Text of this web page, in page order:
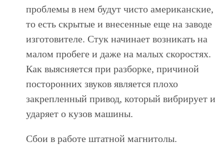
проблемы в нем будут чисто американские,
то есть скрытые и внесенные еще на заводе
изготовителе. Стук начинает возникать на
малом пробеге и даже на малых скоростях.
Как выясняется при разборке, причиной
посторонних звуков является плохо
закрепленный привод, который вибрирует и
ударяет о кузов машины.
Сбои в работе штатной магнитолы.